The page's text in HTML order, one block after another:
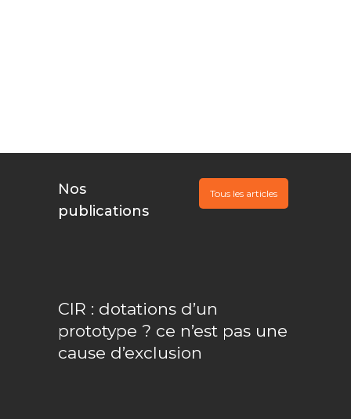
Nos
publications
Tous les articles
CIR : dotations d’un
prototype ? ce n’est pas une
cause d’exclusion